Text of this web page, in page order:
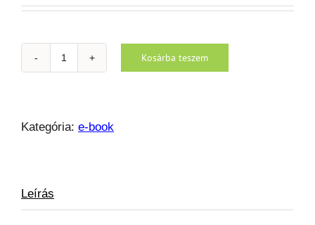
Gluténmentes
book
Kosárba teszem
Kategória: e-book
Leírás